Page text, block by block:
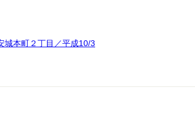
本町２丁目／平成10/3